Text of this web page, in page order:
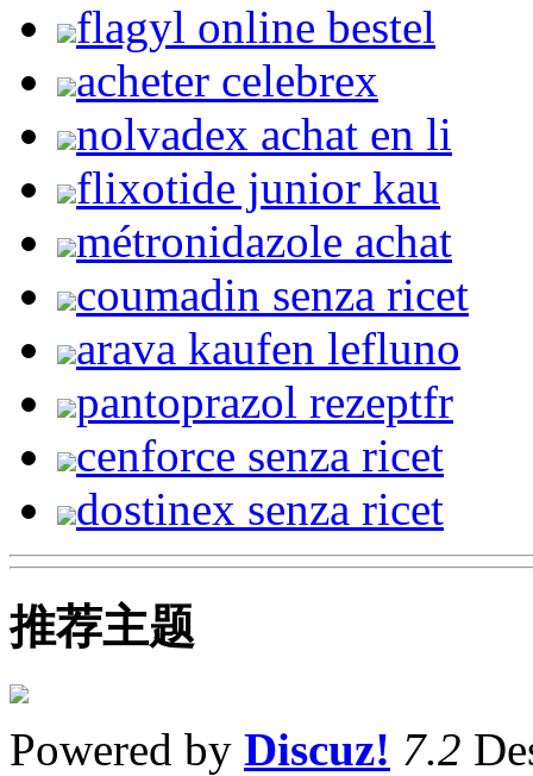
flagyl online bestel
acheter celebrex
nolvadex achat en li
flixotide junior kau
métronidazole achat
coumadin senza ricet
arava kaufen lefluno
pantoprazol rezeptfr
cenforce senza ricet
dostinex senza ricet
推荐主题
Powered by Discuz! 7.2